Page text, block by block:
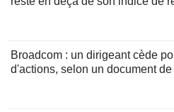
Broadcom : un dirigeant cède
d'actions, selon un document